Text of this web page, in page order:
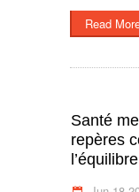
Read
Santé
repères
l’équilibre